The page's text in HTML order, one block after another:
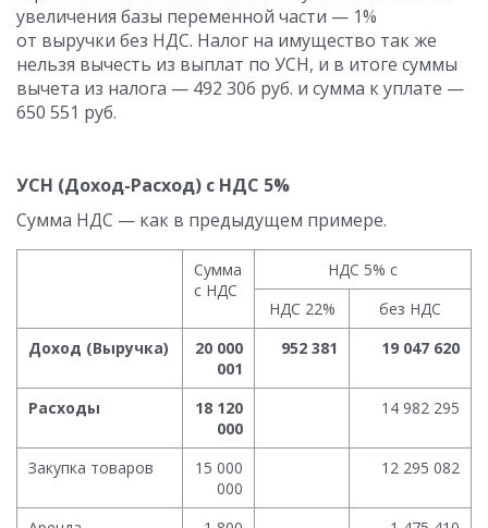
увеличения базы переменной части — 1%
от выручки без НДС. Налог на имущество так же
нельзя вычесть из выплат по УСН, и в итоге суммы
вычета из налога — 492 306 руб. и сумма к уплате —
650 551 руб.
УСН (Доход-Расход) с НДС 5%
Сумма НДС — как в предыдущем примере.
Сумма
с НДС
НДС 5% с
НДС 22%
без НДС
Доход (Выручка)
20 000
001
952 381 19 047 620
Расходы
18 120
000
14 982 295
Закупка товаров
15 000
000
12 295 082